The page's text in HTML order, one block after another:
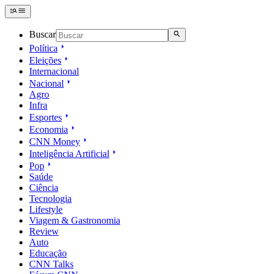
Buscar
Política
Eleições
Internacional
Nacional
Agro
Infra
Esportes
Economia
CNN Money
Inteligência Artificial
Pop
Saúde
Ciência
Tecnologia
Lifestyle
Viagem & Gastronomia
Review
Auto
Educação
CNN Talks